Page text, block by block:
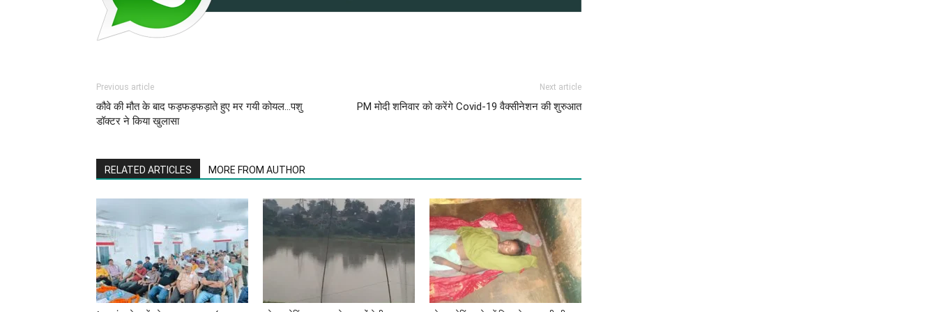
Previous article
कौवे की मौत के बाद फड़फड़फड़ाते हुए मर गयी कोयल…पशु
डॉक्टर ने किया खुलासा
Next article
PM मोदी शनिवार को करेंगे Covid-19 वैक्सीनेशन की शुरुआत
RELATED ARTICLES MORE FROM AUTHOR